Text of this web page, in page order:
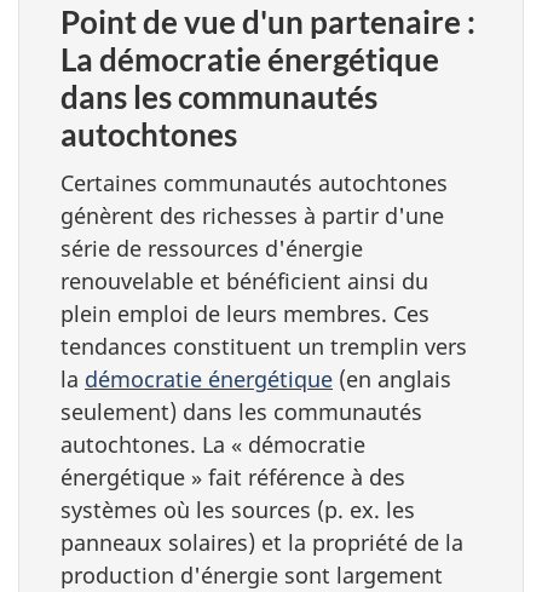
Point de vue d'un partenaire :
La démocratie énergétique
dans les communautés
autochtones
Certaines communautés autochtones
génèrent des richesses à partir d'une
série de ressources d'énergie
renouvelable et bénéficient ainsi du
plein emploi de leurs membres. Ces
tendances constituent un tremplin vers
la démocratie énergétique (en anglais
seulement) dans les communautés
autochtones. La « démocratie
énergétique » fait référence à des
systèmes où les sources (p. ex. les
panneaux solaires) et la propriété de la
production d'énergie sont largement